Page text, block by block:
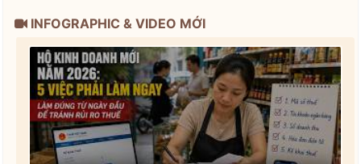
INFOGRAPHIC & VIDEO MỚI